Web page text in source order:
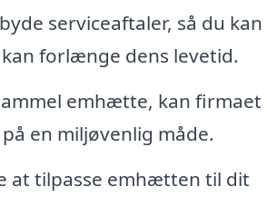
serviceaftaler, så du kan
forlænge dens levetid.
emhætte, kan firmaet
en miljøvenlig måde.
at tilpasse emhætten til dit